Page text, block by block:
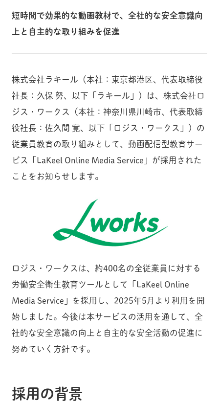
短時間で効果的な動画教材で、全社的な安全意識向
上と自主的な取り組みを促進
株式会社ラキール（本社：東京都港区、代表取締役
社長：久保 努、以下「ラキール」）は、株式会社ロ
ジス・ワークス（本社：神奈川県川崎市、代表取締
役社長：佐久間 寛、以下「ロジス・ワークス」）の
従業員教育の取り組みとして、動画配信型教育サー
ビス「LaKeel Online Media Service」が採用された
ことをお知らせします。
ロジス・ワークスは、約400名の全従業員に対する
労働安全衛生教育ツールとして「LaKeel Online
Media Service」を採用し、2025年5月より利用を開
始しました。今後は本サービスの活用を通して、全
社的な安全意識の向上と自主的な安全活動の促進に
努めていく方針です。
採用の背景